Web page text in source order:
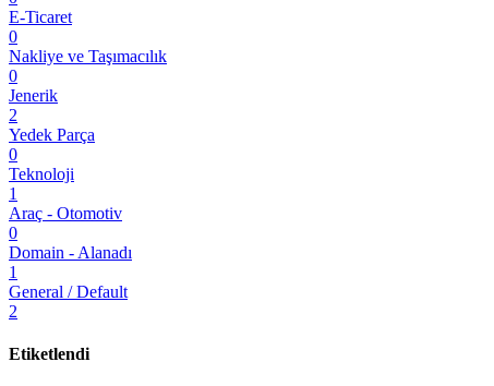
E-Ticaret
0
Nakliye ve Taşımacılık
0
Jenerik
2
Yedek Parça
0
Teknoloji
1
Araç - Otomotiv
0
Domain - Alanadı
1
General / Default
2
Etiketlendi